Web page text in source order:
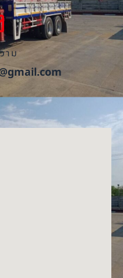
าม